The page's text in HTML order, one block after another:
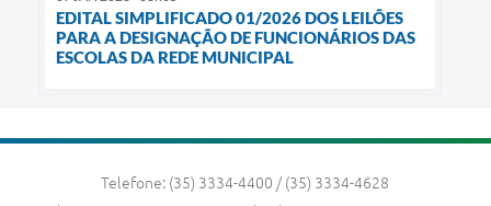
EDITAL SIMPLIFICADO 01/2026 DOS LEILÕES
PARA A DESIGNAÇÃO DE FUNCIONÁRIOS DAS
ESCOLAS DA REDE MUNICIPAL
Telefone: (35) 3334-4400 / (35) 3334-4628